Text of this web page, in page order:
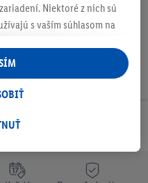
Newsletter!
Niektoré z nich sú
s vaším súhlasom na
Lidl aj mimo nich. Ak
na tieto účely sa spracúvajú
v obchode.
sa prihlásite do svojho
rozpoznať v službách